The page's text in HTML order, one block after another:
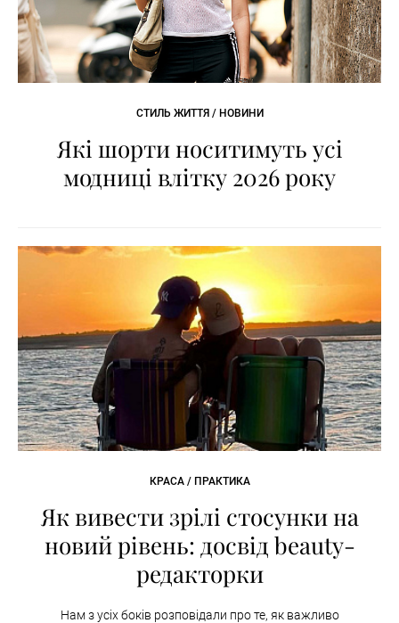
СТИЛЬ ЖИТТЯ / НОВИНИ
Які шорти носитимуть усі
модниці влітку 2026 року
КРАСА / ПРАКТИКА
Як вивести зрілі стосунки на
новий рівень: досвід beauty-
редакторки
Нам з усіх боків розповідали про те, як важливо